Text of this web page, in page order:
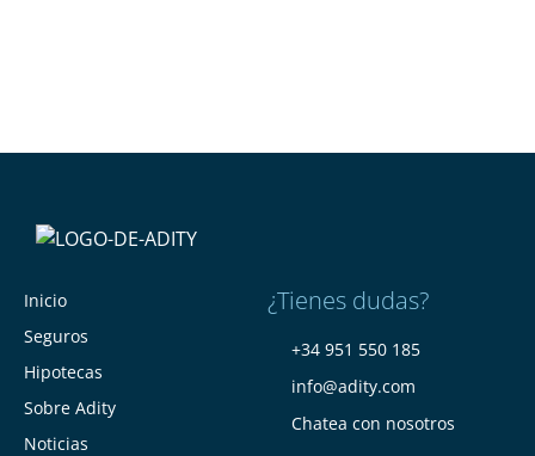
Inicio
Seguros
Hipotecas
Sobre Adity
Noticias
¿Tienes dudas?
+34 951 550 185
info@adity.com
Chatea con nosotros